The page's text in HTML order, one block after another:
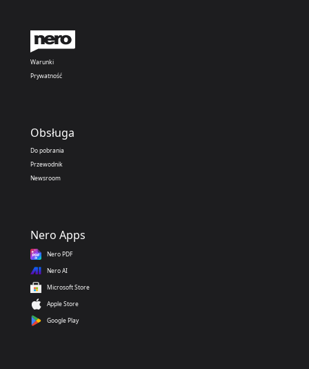
Warunki
Prywatność
Obsługa
Do pobrania
Przewodnik
Newsroom
Nero Apps
Nero PDF
Nero AI
Microsoft Store
Apple Store
Google Play